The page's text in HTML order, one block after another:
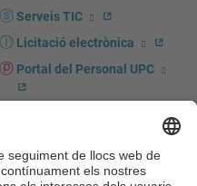
Serveis TIC
Licitació electrònica
Portal del Personal UPC
UPCshop, marxandatge